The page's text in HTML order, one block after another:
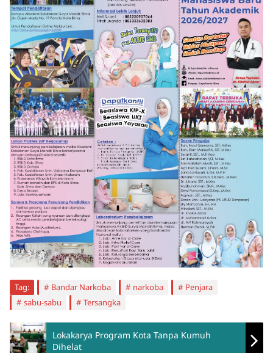
Tag: Bandar Narkoba narkoba
Penjara
sabu-sabu
Tersangka
Lokakarya Program Kota Tanpa Kumuh
Dihelat